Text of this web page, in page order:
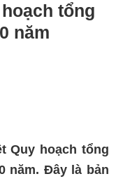
tổng
năm
Quy hoạch tổng
năm. Đây là bản